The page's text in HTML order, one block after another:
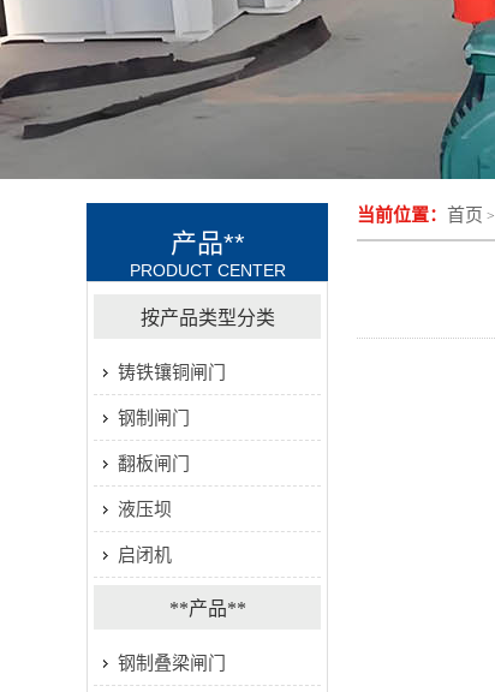
当前位置： 首页 >
产品**
PRODUCT CENTER
按产品类型分类
铸铁镶铜闸门
钢制闸门
翻板闸门
液压坝
启闭机
**产品**
钢制叠梁闸门